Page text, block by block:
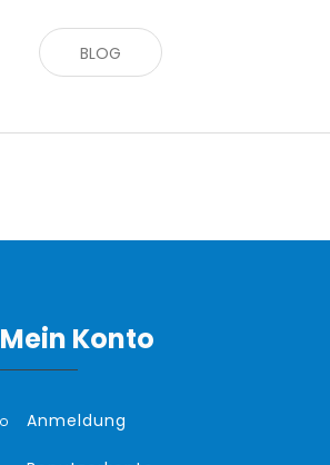
BLOG
Mein Konto
Anmeldung